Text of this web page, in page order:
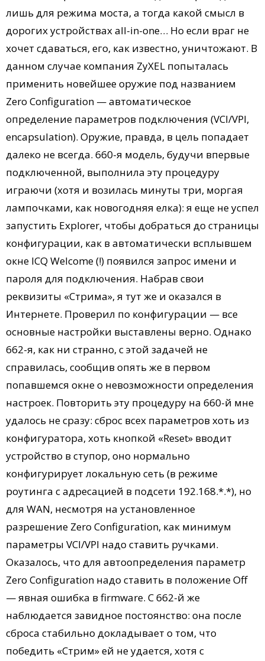
лишь для режима моста, а тогда какой смысл в
дорогих устройствах all-in-one… Но если враг не
хочет сдаваться, его, как известно, уничтожают. В
данном случае компания ZyXEL попыталась
применить новейшее оружие под названием
Zero Configuration — автоматическое
определение параметров подключения (VCI/VPI,
encapsulation). Оружие, правда, в цель попадает
далеко не всегда. 660-я модель, будучи впервые
подключенной, выполнила эту процедуру
играючи (хотя и возилась минуты три, моргая
лампочками, как новогодняя елка): я еще не успел
запустить Explorer, чтобы добраться до страницы
конфигурации, как в автоматически всплывшем
окне ICQ Welcome (!) появился запрос имени и
пароля для подключения. Набрав свои
реквизиты «Стрима», я тут же и оказался в
Интернете. Проверил по конфигурации — все
основные настройки выставлены верно. Однако
662-я, как ни странно, с этой задачей не
справилась, сообщив опять же в первом
попавшемся окне о невозможности определения
настроек. Повторить эту процедуру на 660-й мне
удалось не сразу: сброс всех параметров хоть из
конфигуратора, хоть кнопкой «Reset» вводит
устройство в ступор, оно нормально
конфигурирует локальную сеть (в режиме
роутинга с адресацией в подсети 192.168.*.*), но
для WAN, несмотря на установленное
разрешение Zero Configuration, как минимум
параметры VCI/VPI надо ставить ручками.
Оказалось, что для автоопределения параметр
Zero Configuration надо ставить в положение Off
— явная ошибка в firmware. С 662-й же
наблюдается завидное постоянство: она после
сброса стабильно докладывает о том, что
победить «Стрим» ей не удается, хотя с